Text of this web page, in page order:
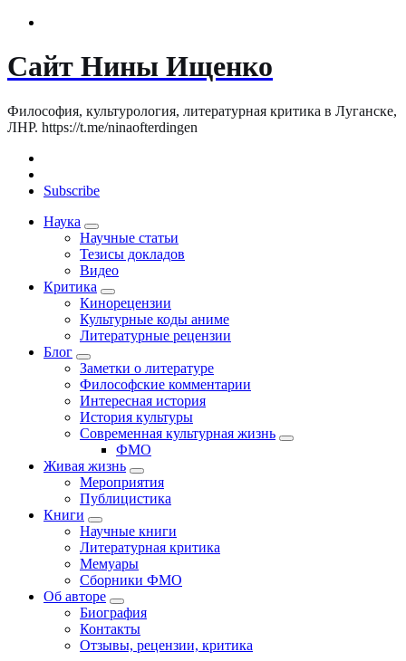
Сайт Нины Ищенко
Философия, культурология, литературная критика в Луганске,
ЛНР. https://t.me/ninaofterdingen
Subscribe
Наука
Научные статьи
Тезисы докладов
Видео
Критика
Кинорецензии
Культурные коды аниме
Литературные рецензии
Блог
Заметки о литературе
Философские комментарии
Интересная история
История культуры
Современная культурная жизнь
ФМО
Живая жизнь
Мероприятия
Публицистика
Книги
Научные книги
Литературная критика
Мемуары
Сборники ФМО
Об авторе
Биография
Контакты
Отзывы, рецензии, критика